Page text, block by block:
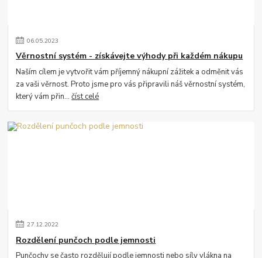
06.05.2023
Věrnostní systém - získávejte výhody při každém nákupu
Naším cílem je vytvořit vám příjemný nákupní zážitek a odměnit vás
za vaši věrnost. Proto jsme pro vás připravili náš věrnostní systém,
který vám přin...číst celé
27.12.2022
Rozdělení punčoch podle jemnosti
Punčochy se často rozdělují podle jemnosti nebo síly vlákna na